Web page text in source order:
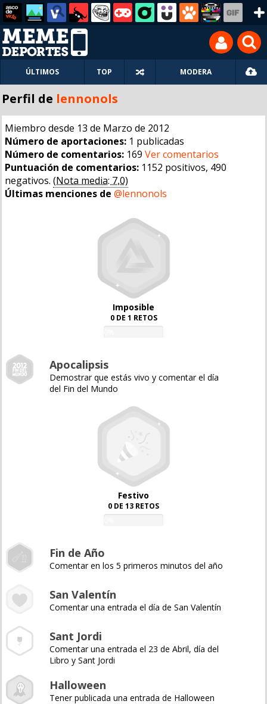
ÚLTIMOS TOP MODERA
Perfil de lennonols
Miembro desde 13 de Marzo de 2012
Número de aportaciones: 1 publicadas
Número de comentarios: 169 Ver comentarios
Puntuación de comentarios: 1152 positivos, 490
negativos. (Nota media: 7,0)
Últimas menciones de @lennonols
Imposible
0 DE 1 RETOS
Apocalipsis
Demostrar que estás vivo y comentar el día
del Fin del Mundo
Festivo
0 DE 13 RETOS
Fin de Año
Comentar en los 5 primeros minutos del año
San Valentín
Comentar una entrada el día de San Valentín
Sant Jordi
Comentar una entrada el 23 de Abril, día del
Libro y Sant Jordi
Halloween
Tener publicada una entrada de Halloween